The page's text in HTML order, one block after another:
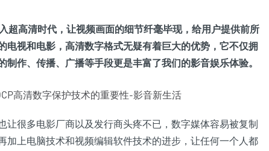
超高清时代，让视频画面的细节纤毫毕现，给用户提供前所
电视和电影，高清数字格式无疑有着巨大的优势，它不仅拥
作、传播、广播等手段更是丰富了我们的影音娱乐体验。
让很多电影厂商以及发行商头疼不已，数字媒体容易被复制
加上电脑技术和视频编辑软件技术的进步，让任何一个人都